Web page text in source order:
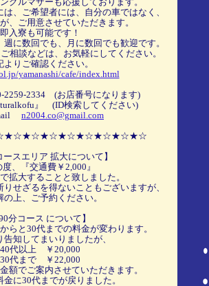
グルマザーも応援しております。
、ご希望者には、自分の車ではなく、
、ご用意させていただきます。
即入寮も可能です！
に数回でも、月に数回でも歓迎です。
相談などは、お気軽にしてください。
よりご確認ください。
yamanashi/cafe/index.html
2334 (お店番号になります)
』 (ID検索してください)
n2004.co@gmail.com
ースエリア 拡大について】
度、『交通費￥2,000』
拡大することと致しました。
せざるを得ないこともございますが、
の上、ご予約ください。
90分コース について】
らと30代までの料金が変わります。
告知してまいりましたが、
40代以上 ￥20,000
30代まで ￥22,000
額でご案内させていただきます。
に30代までが戻りました。